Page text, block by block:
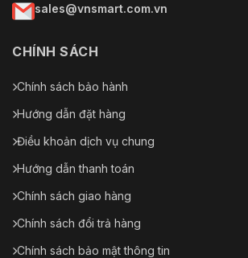
sales@vnsmart.com.vn
CHÍNH SÁCH
Chính sách bảo hành
Hướng dẫn đặt hàng
Điều khoản dịch vụ chung
Hướng dẫn thanh toán
Chính sách giao hàng
Chính sách đổi trả hàng
Chính sách bảo mật thông tin